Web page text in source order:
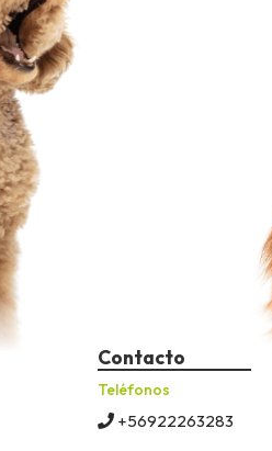
Contacto
Teléfonos
+56922263283